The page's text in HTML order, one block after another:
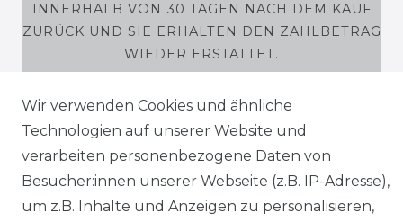
INNERHALB VON 30 TAGEN NACH DEM KAUF
ZURÜCK UND SIE ERHALTEN DEN ZAHLBETRAG
WIEDER ERSTATTET.
SHOP
MEIN KONTO
Wir verwenden Cookies und ähnliche
Technologien auf unserer Website und
verarbeiten personenbezogene Daten von
Besucher:innen unserer Webseite (z.B. IP-Adresse),
um z.B. Inhalte und Anzeigen zu personalisieren,